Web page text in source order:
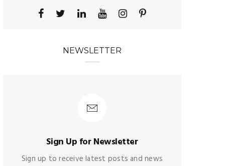
NEWSLETTER
Sign Up for Newsletter
Sign up to receive latest posts and news